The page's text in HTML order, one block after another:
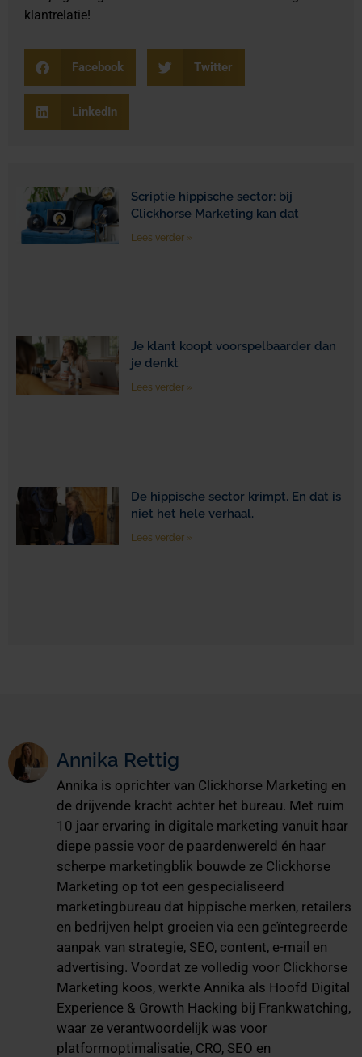
klantrelatie!
Facebook Twitter
LinkedIn
Scriptie hippische sector: bij
Clickhorse Marketing kan dat
Lees verder »
Je klant koopt voorspelbaarder dan
je denkt
Lees verder »
De hippische sector krimpt. En dat is
niet het hele verhaal.
Lees verder »
Annika Rettig
Annika is oprichter van Clickhorse Marketing en
de drijvende kracht achter het bureau. Met ruim
10 jaar ervaring in digitale marketing vanuit haar
diepe passie voor de paardenwereld én haar
scherpe marketingblik bouwde ze Clickhorse
Marketing op tot een gespecialiseerd
marketingbureau dat hippische merken, retailers
en bedrijven helpt groeien via een geïntegreerde
aanpak van strategie, SEO, content, e-mail en
advertising. Voordat ze volledig voor Clickhorse
Marketing koos, werkte Annika als Hoofd Digital
Experience & Growth Hacking bij Frankwatching,
waar ze verantwoordelijk was voor
platformoptimalisatie, CRO, SEO en